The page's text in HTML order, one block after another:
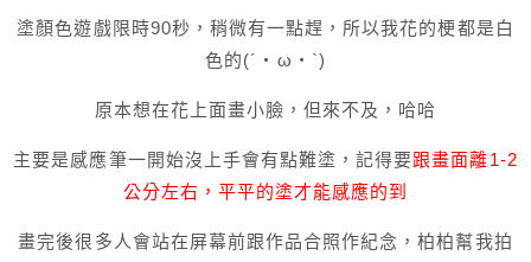
塗顏色遊戲限時90秒，稍微有一點趕，所以我花的梗都是白
色的(´・ω・`)
原本想在花上面畫小臉，但來不及，哈哈
主要是感應筆一開始沒上手會有點難塗，記得要跟畫面離1-2
公分左右，平平的塗才能感應的到
畫完後很多人會站在屏幕前跟作品合照作紀念，柏柏幫我拍